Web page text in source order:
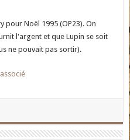
pour Noël 1995 (OP23). On
l'argent et que Lupin se soit
ne pouvait pas sortir).